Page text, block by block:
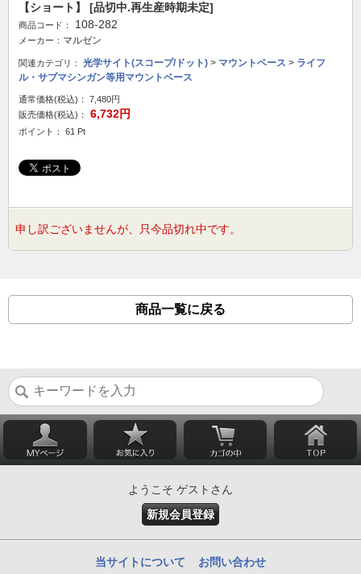
【ショート】 [品切中.再生産時期未定]
商品コード： 108-282
メーカー： マルゼン
関連カテゴリ： 光学サイト(スコープ/ドット) > マウントベース > ライフ
ル・サブマシンガン等用マウントベース
通常価格(税込)：
7,480円
販売価格(税込)：
6,732円
ポイント： 61 Pt
申し訳ございませんが、只今品切れ中です。
商品一覧に戻る
ようこそ ゲストさん
新規会員登録
当サイトについて お問い合わせ